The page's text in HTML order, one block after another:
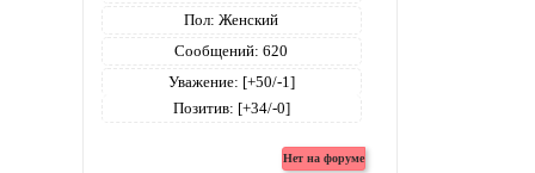
Пол: Женский
Сообщений: 620
Уважение: [+50/-1]
Позитив: [+34/-0]